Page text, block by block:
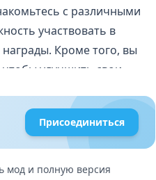
с различными
участвовать в
Кроме того, вы
улучшить свои
и окружающая среда
ощущение
Присоединиться
мод и полную версия